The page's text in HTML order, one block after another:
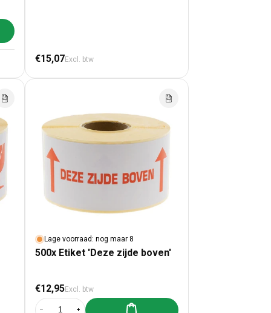
Etiket Pijlen
toevoegen
Normale prijs
€15,07Excl. btw
Lage voorraad: nog maar 8
500x Etiket 'Deze zijde boven'
Normale prijs
€12,95Excl. btw
Aan winkelwagen toevoegen